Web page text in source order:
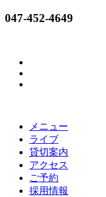
コ
047-452-4649
メニュー
ライブ
貸切案内
アクセス
ご予約
採用情報